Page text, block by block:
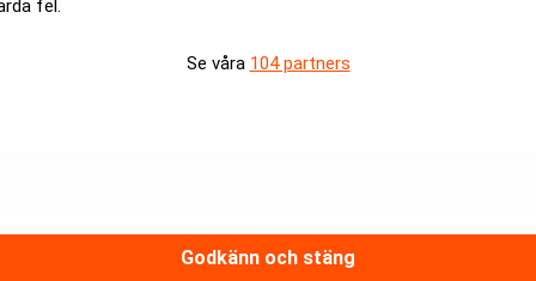
fel.
Se våra 104 partners
Godkänn och stäng
Medarbetare inom Intern